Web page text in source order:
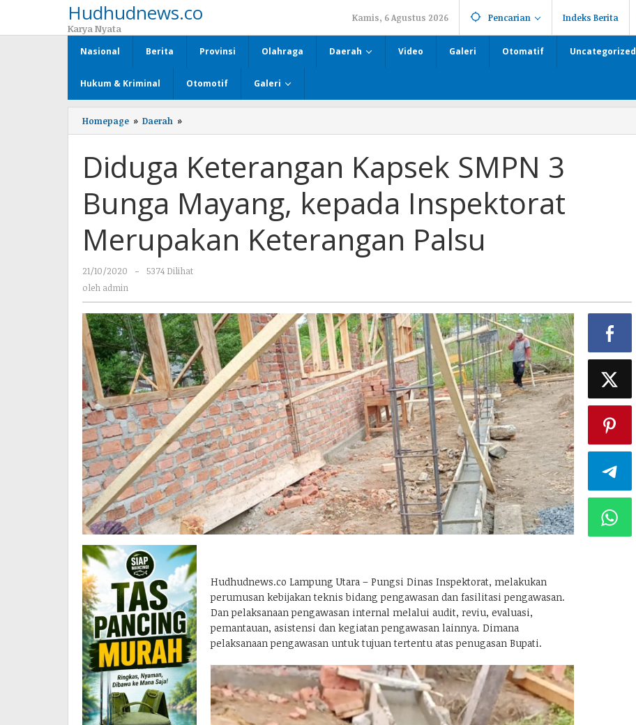
Hudhudnews.co
Karya Nyata
Kamis, 6 Agustus 2026 Pencarian Indeks Berita
Nasional Berita Provinsi Olahraga Daerah Video Galeri Otomatif Uncategorized
Hukum & Kriminal Otomotif Galeri
Homepage » Daerah »
Keterangan
SMPN
Mayang,
kepada
Inspektorat
Merupakan
Keterangan
Diduga Keterangan Kapsek SMPN 3
Bunga Mayang, kepada Inspektorat
Merupakan Keterangan Palsu
21/10/2020
oleh
-
5374 Dilihat
oleh admin
Hudhudnews.co Lampung Utara – Pungsi Dinas Inspektorat, melakukan
perumusan kebijakan teknis bidang pengawasan dan fasilitasi pengawasan.
Dan pelaksanaan pengawasan internal melalui audit, reviu, evaluasi,
pemantauan, asistensi dan kegiatan pengawasan lainnya. Dimana
pelaksanaan pengawasan untuk tujuan tertentu atas penugasan Bupati.